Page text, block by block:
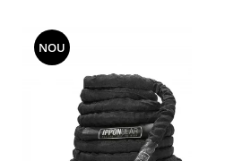
NOU